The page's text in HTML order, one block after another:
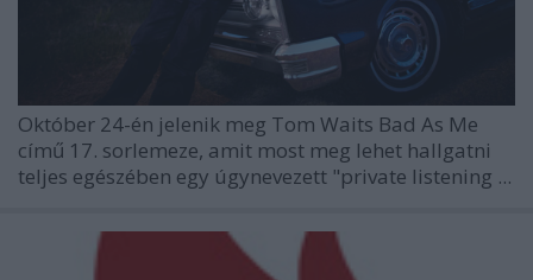
Október 24-én jelenik meg Tom Waits Bad As Me
című 17. sorlemeze, amit most meg lehet hallgatni
teljes egészében egy úgynevezett "private listening ...